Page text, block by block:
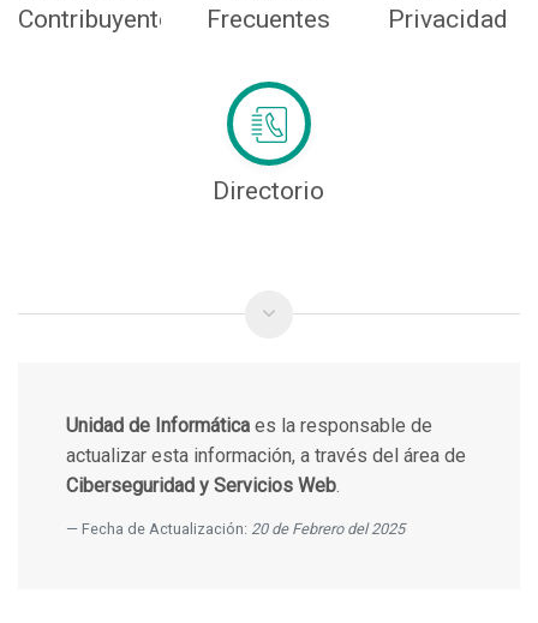
Contribuyente
Frecuentes
Privacidad
Directorio
Unidad de Informáticaes la responsable de
actualizar esta información, a través del área de
Ciberseguridad y Servicios Web.
Fecha de Actualización: 20 de Febrero del 2025